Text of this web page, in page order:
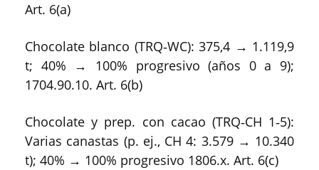
Art. 6(a)
Chocolate blanco (TRQ‑WC): 375,4 → 1.119,9
t; 40% → 100% progresivo (años 0 a 9);
1704.90.10. Art. 6(b)
Chocolate y prep. con cacao (TRQ‑CH 1‑5):
Varias canastas (p. ej., CH 4: 3.579 → 10.340
t); 40% → 100% progresivo 1806.x. Art. 6(c)